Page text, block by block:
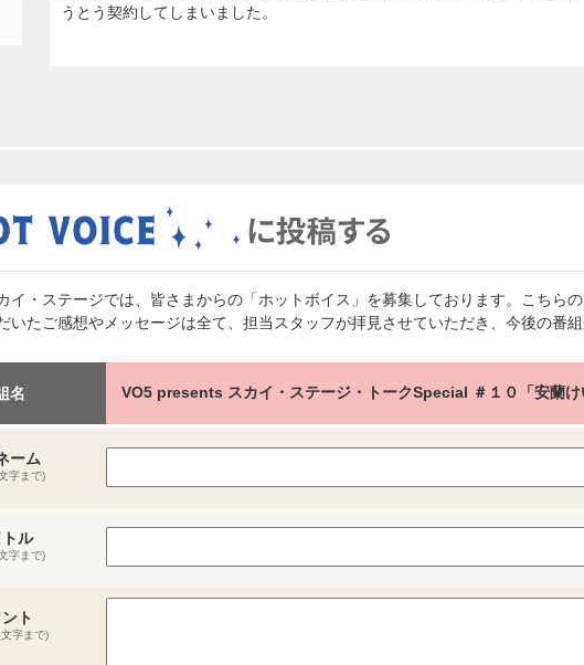
うとう契約してしまいました。
イ・ステージでは、皆さまからの「ホットボイス」を募集しております。こちら
いたご感想やメッセージは全て、担当スタッフが拝見させていただき、今後の番
名 VO5 presents スカイ・ステージ・トークSpecial ＃１０「安蘭け
ーム
字まで)
ル
字まで)
ト
字まで)